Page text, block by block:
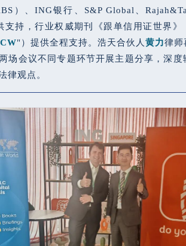
）、ING银行、S&P Global、
支持，行业权威期刊《跟单信用证世界》
"）提供全程支持。浩天合伙人黄力律师
场会议不同专题环节开展主题分享，深度
律观点。